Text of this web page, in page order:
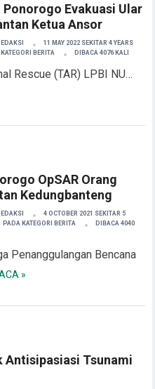
Ponorogo Evakuasi Ular
Ketua Ansor
11 MAY 2022 SEKITAR 4 YEARS
BERITA DIBACA 4076 KALI
Rescue (TAR) LPBI NU…
OpSAR Orang
Kedungbanteng
4 OCTOBER 2021 SEKITAR 5
PADA KATEGORI BERITA
DIBACA 4040
Penanggulangan Bencana
»
Antisipasiasi Tsunami